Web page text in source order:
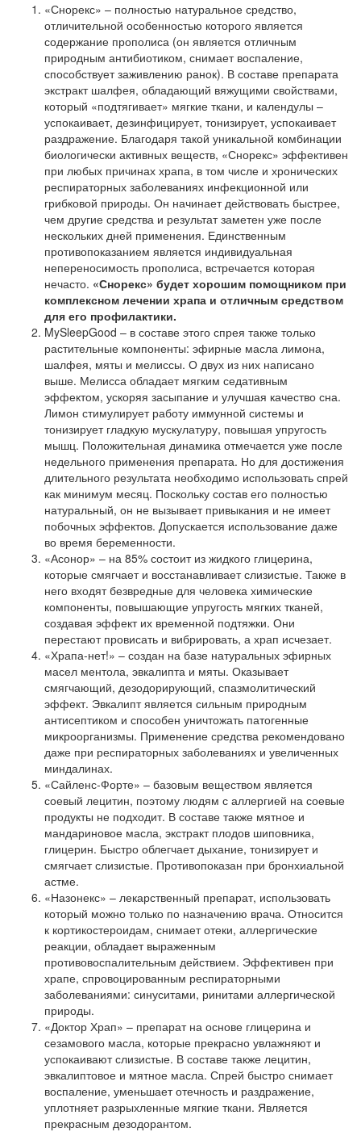
«Снорекс» – полностью натуральное средство,
отличительной особенностью которого является
содержание прополиса (он является отличным
природным антибиотиком, снимает воспаление,
способствует заживлению ранок). В составе препарата
экстракт шалфея, обладающий вяжущими свойствами,
который «подтягивает» мягкие ткани, и календулы –
успокаивает, дезинфицирует, тонизирует, успокаивает
раздражение. Благодаря такой уникальной комбинации
биологически активных веществ, «Снорекс» эффективен
при любых причинах храпа, в том числе и хронических
респираторных заболеваниях инфекционной или
грибковой природы. Он начинает действовать быстрее,
чем другие средства и результат заметен уже после
нескольких дней применения. Единственным
противопоказанием является индивидуальная
непереносимость прополиса, встречается которая
нечасто. «Снорекс» будет хорошим помощником при
комплексном лечении храпа и отличным средством
для его профилактики.
MySleepGood – в составе этого спрея также только
растительные компоненты: эфирные масла лимона,
шалфея, мяты и мелиссы. О двух из них написано
выше. Мелисса обладает мягким седативным
эффектом, ускоряя засыпание и улучшая качество сна.
Лимон стимулирует работу иммунной системы и
тонизирует гладкую мускулатуру, повышая упругость
мышц. Положительная динамика отмечается уже после
недельного применения препарата. Но для достижения
длительного результата необходимо использовать спрей
как минимум месяц. Поскольку состав его полностью
натуральный, он не вызывает привыкания и не имеет
побочных эффектов. Допускается использование даже
во время беременности.
«Асонор» – на 85% состоит из жидкого глицерина,
которые смягчает и восстанавливает слизистые. Также в
него входят безвредные для человека химические
компоненты, повышающие упругость мягких тканей,
создавая эффект их временной подтяжки. Они
перестают провисать и вибрировать, а храп исчезает.
«Храпа-нет!» – создан на базе натуральных эфирных
масел ментола, эвкалипта и мяты. Оказывает
смягчающий, дезодорирующий, спазмолитический
эффект. Эвкалипт является сильным природным
антисептиком и способен уничтожать патогенные
микроорганизмы. Применение средства рекомендовано
даже при респираторных заболеваниях и увеличенных
миндалинах.
«Сайленс-Форте» – базовым веществом является
соевый лецитин, поэтому людям с аллергией на соевые
продукты не подходит. В составе также мятное и
мандариновое масла, экстракт плодов шиповника,
глицерин. Быстро облегчает дыхание, тонизирует и
смягчает слизистые. Противопоказан при бронхиальной
астме.
«Назонекс» – лекарственный препарат, использовать
который можно только по назначению врача. Относится
к кортикостероидам, снимает отеки, аллергические
реакции, обладает выраженным
противовоспалительным действием. Эффективен при
храпе, спровоцированным респираторными
заболеваниями: синуситами, ринитами аллергической
природы.
«Доктор Храп» – препарат на основе глицерина и
сезамового масла, которые прекрасно увлажняют и
успокаивают слизистые. В составе также лецитин,
эвкалиптовое и мятное масла. Спрей быстро снимает
воспаление, уменьшает отечность и раздражение,
уплотняет разрыхленные мягкие ткани. Является
прекрасным дезодорантом.